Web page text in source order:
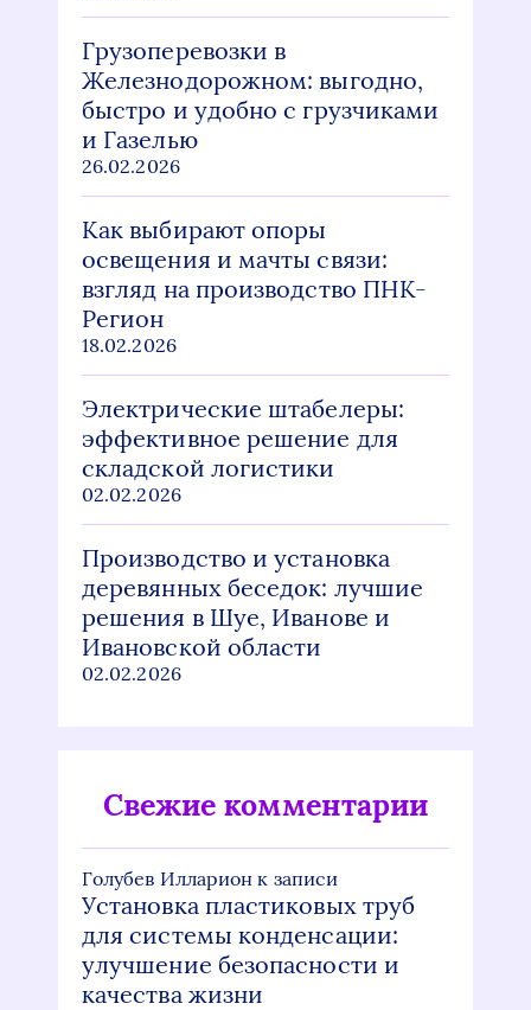
Грузоперевозки в
Железнодорожном: выгодно,
быстро и удобно с грузчиками
и Газелью
26.02.2026
Как выбирают опоры
освещения и мачты связи:
взгляд на производство ПНК-
Регион
18.02.2026
Электрические штабелеры:
эффективное решение для
складской логистики
02.02.2026
Производство и установка
деревянных беседок: лучшие
решения в Шуе, Иванове и
Ивановской области
02.02.2026
Свежие комментарии
Голубев Илларион к записи
Установка пластиковых труб
для системы конденсации:
улучшение безопасности и
качества жизни